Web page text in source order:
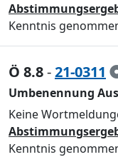
Kenntnis
Ö 8.8-21-0311
Umbenennung
Keine
Kenntnis